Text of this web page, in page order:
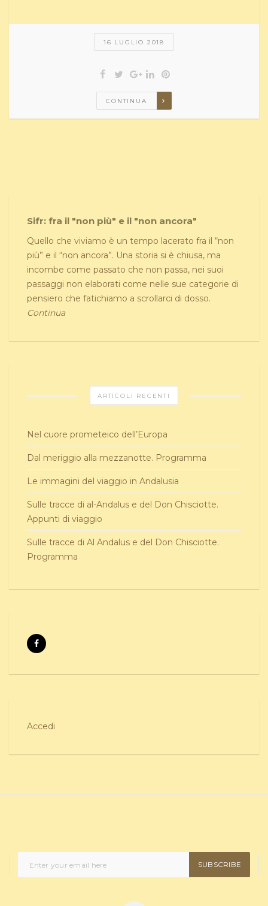
16 LUGLIO 2018
CONTINUA
Sifr: fra il "non più" e il "non ancora"
Quello che viviamo è un tempo lacerato fra il “non
più” e il “non ancora”. Una storia si è chiusa, ma
incombe come passato che non passa, nei suoi
passaggi non elaborati come nelle sue categorie di
pensiero che fatichiamo a scrollarci di dosso.
Continua
ARTICOLI RECENTI
Nel cuore prometeico dell’Europa
Dal meriggio alla mezzanotte. Programma
Le immagini del viaggio in Andalusia
Sulle tracce di al-Andalus e del Don Chisciotte.
Appunti di viaggio
Sulle tracce di Al Andalus e del Don Chisciotte.
Programma
Accedi
SUBSCRIBE